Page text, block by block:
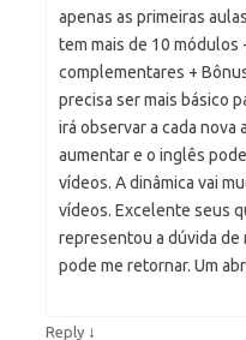
apenas as primeiras
tem mais de 10 módulos
complementares +
precisa ser mais básico
irá observar a cada nova
aumentar e o inglês
vídeos. A dinâmica vai
vídeos. Excelente seus
representou a dúvida de
pode me retornar. Um
Reply ↓